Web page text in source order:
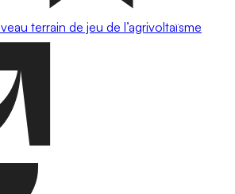
terrain de jeu de l’agrivoltaïsme